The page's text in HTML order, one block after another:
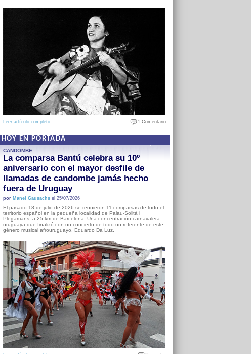
Leer artículo completo 1 Comentario
HOY EN PORTADA
CANDOMBE
La comparsa Bantú celebra su 10º
aniversario con el mayor desfile de
llamadas de candombe jamás hecho
fuera de Uruguay
por Manel Gausachsel 25/07/2026
El pasado 18 de julio de 2026 se reunieron 11 comparsas de todo el
territorio español en la pequeña localidad de Palau-Solità i
Plegamans, a 25 km de Barcelona. Una concentración carnavalera
uruguaya que finalizó con un concierto de todo un referente de este
género musical afrouruguayo, Eduardo Da Luz.